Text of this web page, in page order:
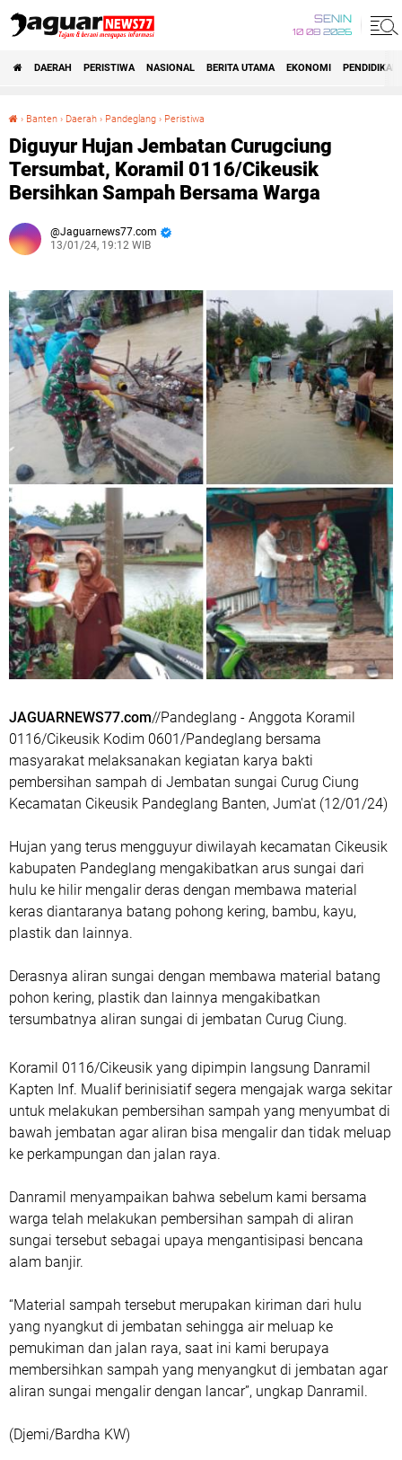
SENIN
10 08 2026
DAERAH PERISTIWA NASIONAL BERITA UTAMA EKONOMI PENDIDIKAN
› Banten › Daerah › Pandeglang › Peristiwa
Diguyur Hujan Jembatan Curugciung
Tersumbat, Koramil 0116/Cikeusik
Bersihkan Sampah Bersama Warga
Jaguarnews77.com
13/01/24, 19:12 WIB
JAGUARNEWS77.com//Pandeglang - Anggota Koramil
0116/Cikeusik Kodim 0601/Pandeglang bersama
masyarakat melaksanakan kegiatan karya bakti
pembersihan sampah di Jembatan sungai Curug Ciung
Kecamatan Cikeusik Pandeglang Banten, Jum'at (12/01/24)
Hujan yang terus mengguyur diwilayah kecamatan Cikeusik
kabupaten Pandeglang mengakibatkan arus sungai dari
hulu ke hilir mengalir deras dengan membawa material
keras diantaranya batang pohong kering, bambu, kayu,
plastik dan lainnya.
Derasnya aliran sungai dengan membawa material batang
pohon kering, plastik dan lainnya mengakibatkan
tersumbatnya aliran sungai di jembatan Curug Ciung.
Koramil 0116/Cikeusik yang dipimpin langsung Danramil
Kapten Inf. Mualif berinisiatif segera mengajak warga sekitar
untuk melakukan pembersihan sampah yang menyumbat di
bawah jembatan agar aliran bisa mengalir dan tidak meluap
ke perkampungan dan jalan raya.
Danramil menyampaikan bahwa sebelum kami bersama
warga telah melakukan pembersihan sampah di aliran
sungai tersebut sebagai upaya mengantisipasi bencana
alam banjir.
“Material sampah tersebut merupakan kiriman dari hulu
yang nyangkut di jembatan sehingga air meluap ke
pemukiman dan jalan raya, saat ini kami berupaya
membersihkan sampah yang menyangkut di jembatan agar
aliran sungai mengalir dengan lancar”, ungkap Danramil.
(Djemi/Bardha KW)